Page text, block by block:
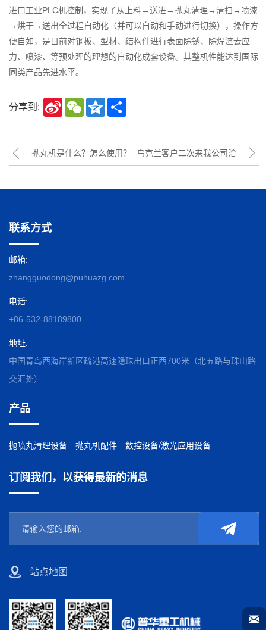
进口工业PLC机控制，实现了从上料→送进→抛丸清理→清扫→喷漆
→烘干→送出全过程自动化（并可以自动和手动进行切换），操作方
便自如，是目前对钢板、型材、结构件进行表面除锈、除焊渣去应
力、喷漆、等预处理的理想的自动化成套设备。其整机性能达到国际
同类产品先进水平。
分享到:
Sina
Weibo
WeChatQzone
抛丸机是什么？怎么使用？ 乌克兰客户二次来我公司洽
联系方式
邮箱:
zhangguodong@puhuazg.com
电话:
+86-532-88189800
地址:
中国青岛西海岸新区疏港高速隐珠出口正西700米（北五路与珠山路
交汇处）
产品
抛喷丸清理设备 抛丸机配件 数控设备/激光应用设备
订阅我们，以获得最新的消息
站点地图